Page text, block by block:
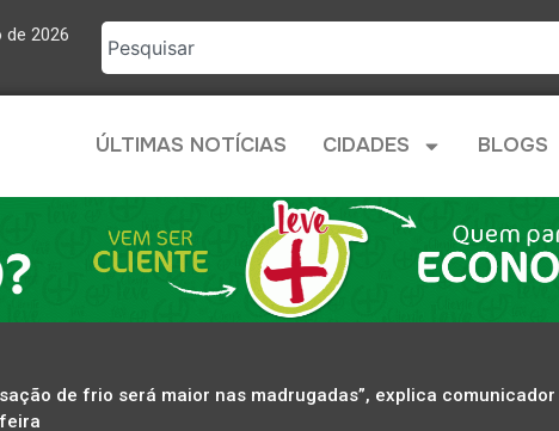
de 2026
ÚLTIMAS NOTÍCIAS CIDADES BLOGS
de frio será maior nas madrugadas”, explica